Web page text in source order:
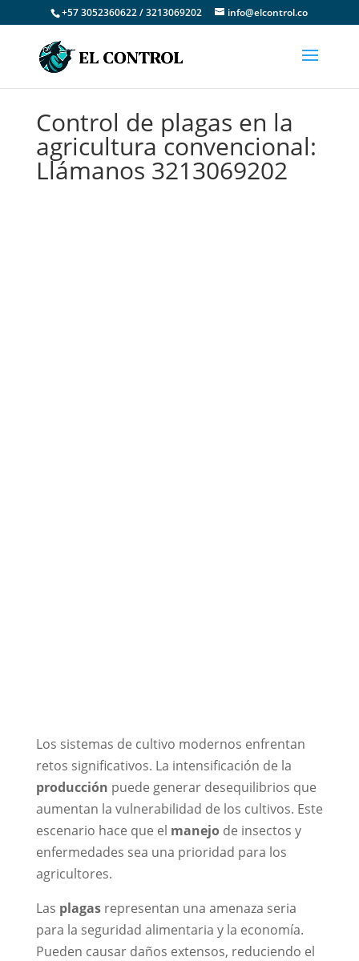
+57 3052360622 / 3213069202 info@elcontrol.co
Control de plagas en la
agricultura convencional:
Llámanos 3213069202
Los sistemas de cultivo modernos enfrentan
retos significativos. La intensificación de la
producción puede generar desequilibrios que
aumentan la vulnerabilidad de los cultivos. Este
escenario hace que el manejode insectos y
enfermedades sea una prioridad para los
agricultores.
Las plagasrepresentan una amenaza seria
para la seguridad alimentaria y la economía.
Pueden causar daños extensos, reduciendo el